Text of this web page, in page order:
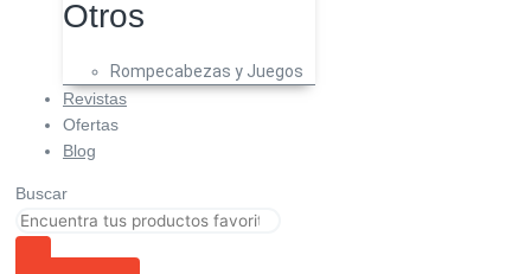
Otros
Rompecabezas y Juegos
Revistas
Ofertas
Blog
Buscar